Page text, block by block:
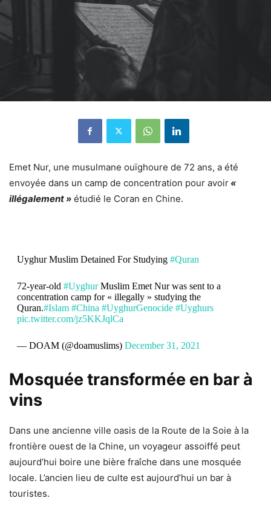
Emet Nur, une musulmane ouïghoure de 72 ans, a été
envoyée dans un camp de concentration pour avoir «
illégalement » étudié le Coran en Chine.
Uyghur Muslim Detained For Studying #Quran
72-year-old #UyghurMuslim Emet Nur was sent to a
concentration camp for « illegally » studying the
Quran.#Islam #China #UyghurGenocide #Uyghurs
pic.twitter.com/jz5KKJqlCa
— DOAM (@doamuslims) December 31, 2021
Mosquée transformée en bar à
vins
Dans une ancienne ville oasis de la Route de la Soie à la
frontière ouest de la Chine, un voyageur assoiffé peut
aujourd’hui boire une bière fraîche dans une mosquée
locale. L’ancien lieu de culte est aujourd’hui un bar à
touristes.